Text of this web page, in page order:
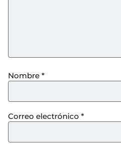
Nombre *
Correo electrónico *